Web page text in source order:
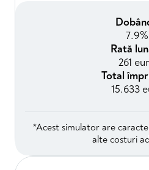
7.9%
Rată
261
Total
15.633
*Acest simulator are
alte costuri